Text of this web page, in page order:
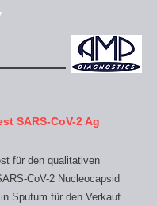
SARS-CoV-2 Ag
für den qualitativen
CoV-2 Nucleocapsid
Sputum für den Verkauf